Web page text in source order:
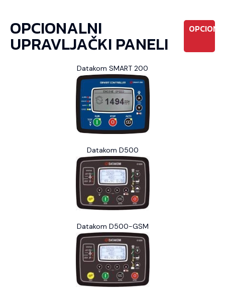
OPCIONALNI
UPRAVLJAČKI PANELI
OPCIONO
Datakom SMART 200
Datakom D500
Datakom D500-GSM